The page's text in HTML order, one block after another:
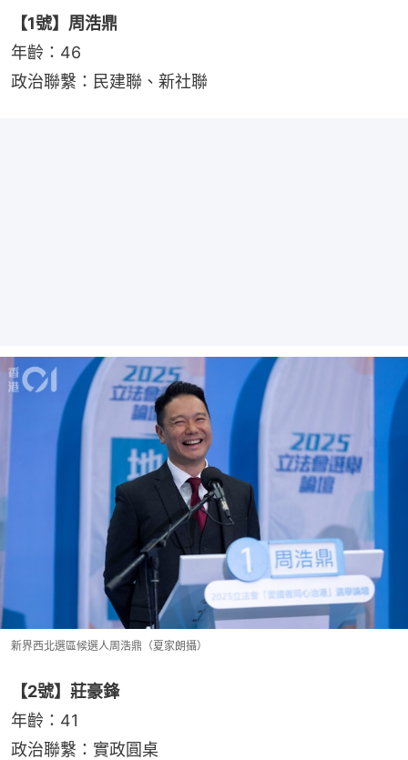
【1號】周浩鼎
年齡：46
政治聯繫：民建聯、新社聯
新界西北選區候選人周浩鼎（夏家朗攝）
【2號】莊豪鋒
年齡：41
政治聯繫：實政圓桌